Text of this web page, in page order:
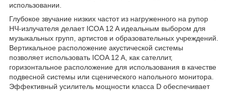
использовании.
Глубокое звучание низких частот из нагруженного на рупор
НЧ-излучателя делает ICOA 12 A идеальным выбором для
музыкальных групп, артистов и образовательных учреждений.
Вертикальное расположение акустической системы
позволяет использовать ICOA 12 A, как сателлит,
горизонтальное расположение для использования в качестве
подвесной системы или сценического напольного монитора.
Эффективный усилитель мощности класса D обеспечивает